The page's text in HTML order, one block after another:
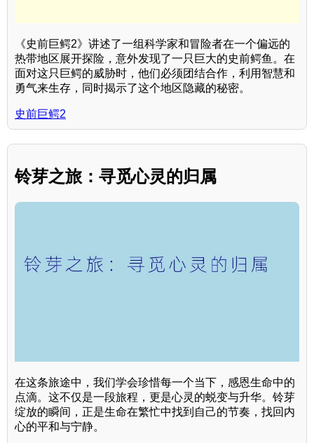
《史前巨鳄2》讲述了一组科学家和冒险者在一个偏远的
热带地区展开探险，意外发现了一只巨大的史前鳄鱼。在
面对这只巨鳄的威胁时，他们必须团结合作，利用智慧和
勇气来生存，同时揭示了这个地区隐藏的秘密。
史前巨鳄2
铃芽之旅：寻觅心灵的归属
在这条旅途中，我们学会珍惜每一个当下，感恩生命中的
点滴。这不仅是一段旅程，更是心灵的蜕变与升华。铃芽
绽放的瞬间，正是生命在繁忙中找到自己的节奏，找回内
心的平和与宁静。